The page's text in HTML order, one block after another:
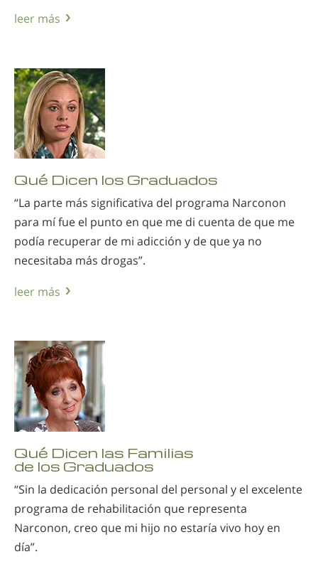
leer más
Qué Dicen los Graduados
“La parte más significativa del programa Narconon
para mí fue el punto en que me di cuenta de que me
podía recuperar de mi adicción y de que ya no
necesitaba más drogas”.
leer más
Qué Dicen las Familias
de los Graduados
“Sin la dedicación personal del personal y el excelente
programa de rehabilitación que representa
Narconon, creo que mi hijo no estaría vivo hoy en
día”.